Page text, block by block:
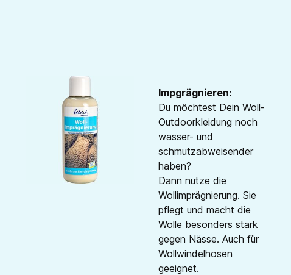
Impgrägnieren:
Du möchtest Dein Woll-
Outdoorkleidung noch
wasser- und
schmutzabweisender
haben?
Dann nutze die
Wollimprägnierung. Sie
pflegt und macht die
Wolle besonders stark
gegen Nässe. Auch für
Wollwindelhosen
geeignet.